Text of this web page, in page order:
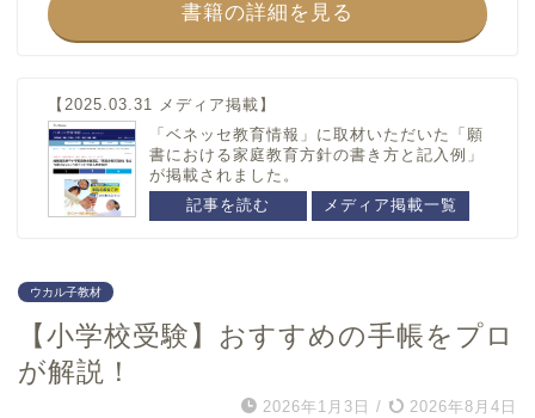
書籍の詳細を見る
【2025.03.31 メディア掲載】
「ベネッセ教育情報」に取材いただいた「願
書における家庭教育方針の書き方と記入例」
が掲載されました。
記事を読む
メディア掲載一覧
ウカル子教材
【小学校受験】おすすめの手帳をプロ
が解説！
2026年1月3日 / 2026年8月4日
宇都宮大学共同教育学部
附属小学校
群馬大学共同教育学部附
属小学校
駿台甲府小学校
山梨学院小学校
静岡大学教育学部附属静
岡小学校
松小学校
福島大学附属小学校
関西創価小学校
アサンプション国際小学
利晶学園小学校